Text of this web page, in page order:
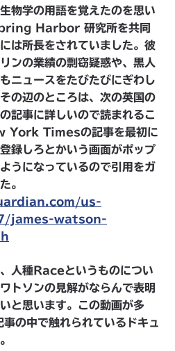
物学の用語を覚えたのを思い
Harbor 研究所を共同
は所長をされていました。彼
ンの業績の剽窃疑惑や、黒人
ニュースをたびたびにぎわし
の辺のところは、次の英国の
記事に詳しいので読まれるこ
York Timesの記事を最初に
録しろとかいう画面がポップ
うになっているので引用をガ
。
us-
james-watson-
人種Raceというものについ
トソンの見解がならんで表明
と思います。この動画が多
の中で触れられているドキュ